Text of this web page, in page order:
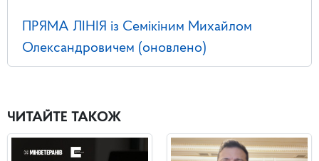
ПРЯМА ЛІНІЯ із Семікіним Михайлом
Олександровичем (оновлено)
ЧИТАЙТЕ ТАКОЖ